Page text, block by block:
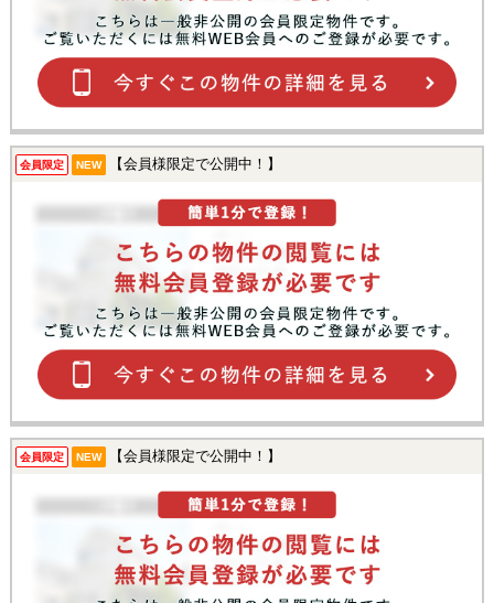
会員限定 NEW 【会員様限定で公開中！】
会員限定 NEW 【会員様限定で公開中！】